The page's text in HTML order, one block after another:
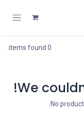
0 items found.
We
No